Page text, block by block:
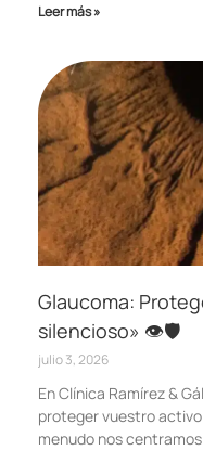
Leer más »
Glaucoma:
silencioso» 👁️🛡️
julio 3, 2026
En Clínica Ramírez &
proteger vuestro
menudo nos